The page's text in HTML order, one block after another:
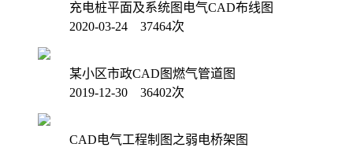
充电桩平面及系统图电气CAD布线图
2020-03-24 37464次
某小区市政CAD图燃气管道图
2019-12-30 36402次
CAD电气工程制图之弱电桥架图